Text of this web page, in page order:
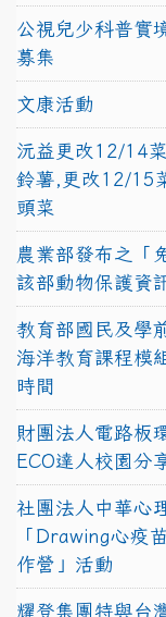
公視兒少科普實
募集
文康活動
沅益更改12/14
鈴薯,更改12/15
頭菜
農業部發布之「
該部動物保護資
教育部國民及學
海洋教育課程模
時間
財團法人電路板
ECO達人校園分
社團法人中華心
「Drawing心疫
作營」活動
耀登集團特與台